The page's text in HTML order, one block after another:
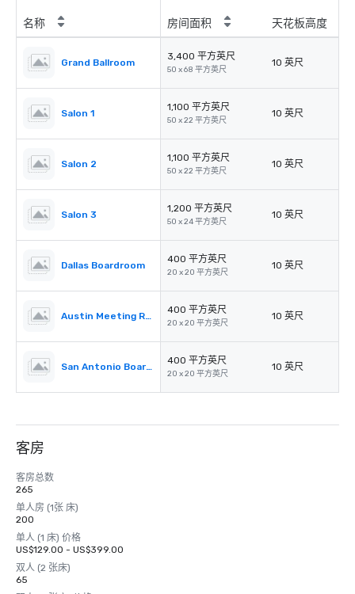
名称 房间面积 天花板高度
Grand Ballroom
3,400 平方英尺
50 x 68 平方英尺
10 英尺
Salon 1
1,100 平方英尺
50 x 22 平方英尺
10 英尺
Salon 2
1,100 平方英尺
50 x 22 平方英尺
10 英尺
Salon 3
1,200 平方英尺
50 x 24 平方英尺
10 英尺
Dallas Boardroom
400 平方英尺
20 x 20 平方英尺
10 英尺
Austin Meeting Room
400 平方英尺
20 x 20 平方英尺
10 英尺
San Antonio Boardroom
400 平方英尺
20 x 20 平方英尺
10 英尺
客房
客房总数
265
单人房 (1张 床)
200
单人 (1 床) 价格
US$129.00 - US$399.00
双人 (2 张床)
65